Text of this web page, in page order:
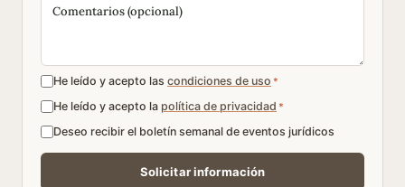
He leído y acepto las condiciones de uso *
He leído y acepto la política de privacidad *
Deseo recibir el boletín semanal de eventos jurídicos